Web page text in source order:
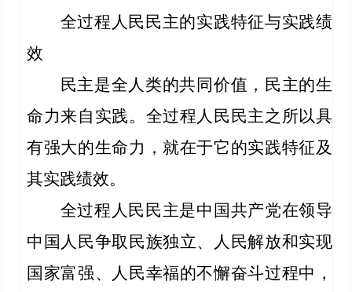
全过程人民民主的实践特征与实践绩
效
民主是全人类的共同价值，民主的生
命力来自实践。全过程人民民主之所以具
有强大的生命力，就在于它的实践特征及
其实践绩效。
全过程人民民主是中国共产党在领导
中国人民争取民族独立、人民解放和实现
国家富强、人民幸福的不懈奋斗过程中，